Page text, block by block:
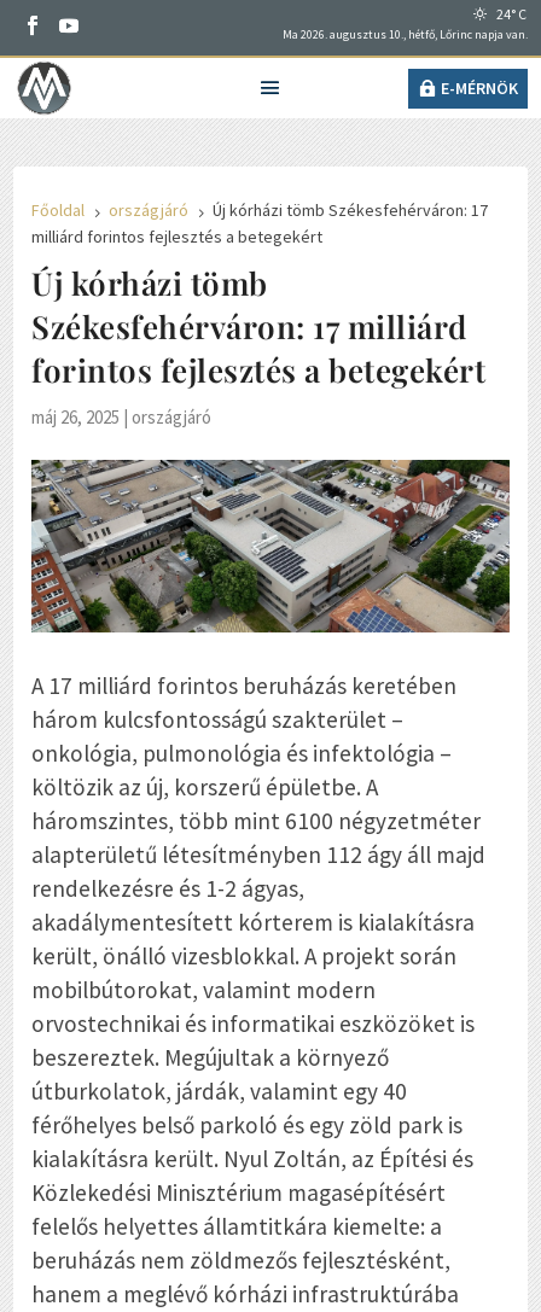
24° C
Ma 2026. augusztus 10., hétfő, Lőrinc napja van.
E-MÉRNÖK
Főoldal 5 országjáró 5 Új kórházi tömb Székesfehérváron: 17
milliárd forintos fejlesztés a betegekért
Új kórházi tömb
Székesfehérváron: 17 milliárd
forintos fejlesztés a betegekért
máj 26, 2025 |országjáró
A 17 milliárd forintos beruházás keretében
három kulcsfontosságú szakterület –
onkológia, pulmonológia és infektológia –
költözik az új, korszerű épületbe. A
háromszintes, több mint 6100 négyzetméter
alapterületű létesítményben 112 ágy áll majd
rendelkezésre és 1-2 ágyas,
akadálymentesített kórterem is kialakításra
került, önálló vizesblokkal. A projekt során
mobilbútorokat, valamint modern
orvostechnikai és informatikai eszközöket is
beszereztek. Megújultak a környező
útburkolatok, járdák, valamint egy 40
férőhelyes belső parkoló és egy zöld park is
kialakításra került. Nyul Zoltán, az Építési és
Közlekedési Minisztérium magasépítésért
felelős helyettes államtitkára kiemelte: a
beruházás nem zöldmezős fejlesztésként,
hanem a meglévő kórházi infrastruktúrába